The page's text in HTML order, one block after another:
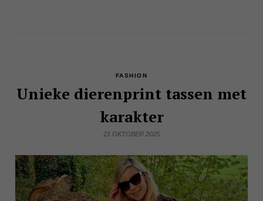
FASHION
Unieke dierenprint tassen met
karakter
21 OKTOBER 2025